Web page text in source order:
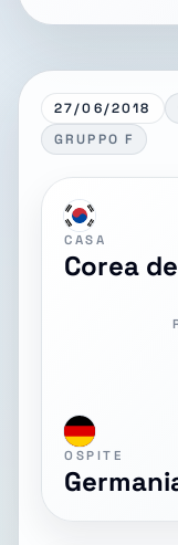
27/06/2018
GRUPPO F
CASA
Corea
OSPITE